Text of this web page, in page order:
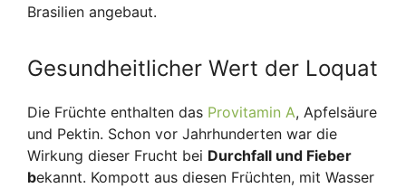
Brasilien angebaut.
Gesundheitlicher Wert der Loquat
Die Früchte enthalten das Provitamin A, Apfelsäure
und Pektin. Schon vor Jahrhunderten war die
Wirkung dieser Frucht bei Durchfall und Fieber
bekannt. Kompott aus diesen Früchten, mit Wasser